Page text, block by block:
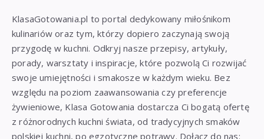
KlasaGotowania.pl to portal dedykowany miłośnikom
kulinariów oraz tym, którzy dopiero zaczynają swoją
przygodę w kuchni. Odkryj nasze przepisy, artykuły,
porady, warsztaty i inspiracje, które pozwolą Ci rozwijać
swoje umiejętności i smakosze w każdym wieku. Bez
względu na poziom zaawansowania czy preferencje
żywieniowe, Klasa Gotowania dostarcza Ci bogatą ofertę
z różnorodnych kuchni świata, od tradycyjnych smaków
polskiej kuchni, po egzotyczne potrawy. Dołącz do nas: